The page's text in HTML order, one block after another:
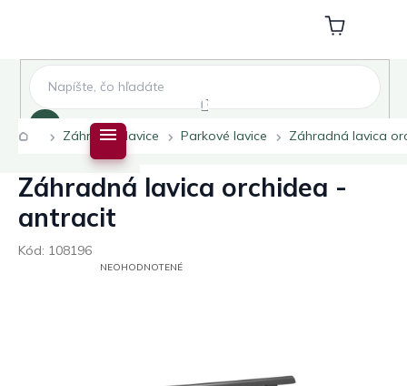
Nákupný
košík
DomovZáhradné lavice Parkové lavice Záhradná lavica
Záhradná lavica orchidea -
antracit
Kód: 108196
PRIEMERNÉNEOHODNOTENÉ